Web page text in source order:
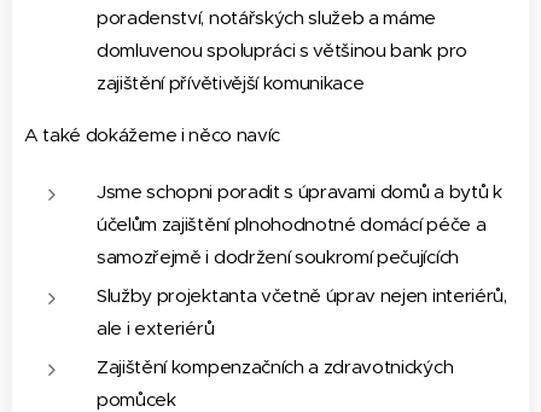
poradenství, notářských služeb a máme
domluvenou spolupráci s většinou bank pro
zajištění přívětivější komunikace
A také dokážeme i něco navíc
Jsme schopni poradit s úpravami domů a bytů k
účelům zajištění plnohodnotné domácí péče a
samozřejmě i dodržení soukromí pečujících
Služby projektanta včetně úprav nejen interiérů,
ale i exteriérů
Zajištění kompenzačních a zdravotnických
pomůcek